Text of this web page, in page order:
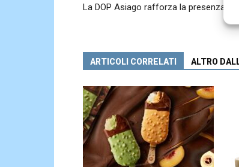
La DOP Asiago rafforza la presenza in
ARTICOLI CORRELATI ALTRO